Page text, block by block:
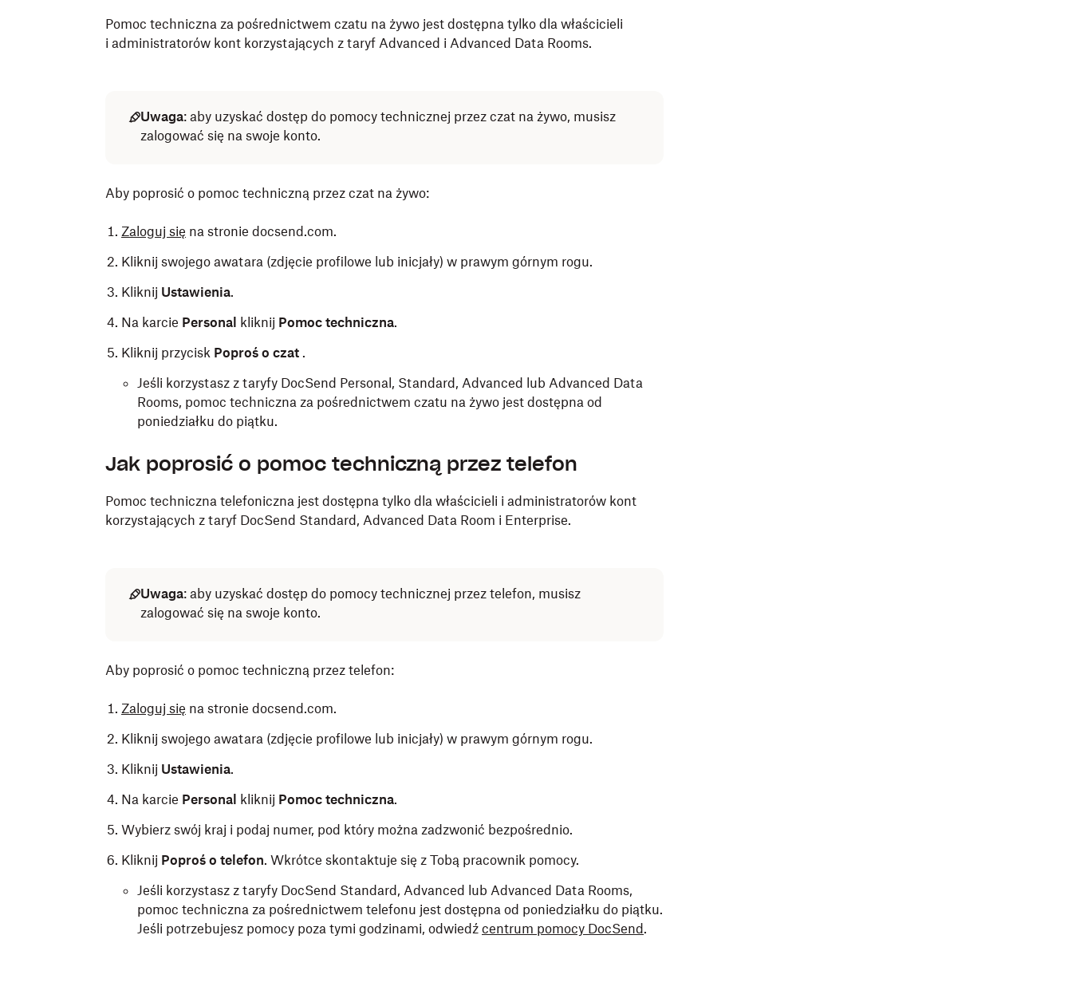
Pomoc techniczna za pośrednictwem czatu na żywo jest dostępna tylko dla właścicieli
i administratorów kont korzystających z taryf Advanced i Advanced Data Rooms.
Uwaga: aby uzyskać dostęp do pomocy technicznej przez czat na żywo, musisz
zalogować się na swoje konto.
Aby poprosić o pomoc techniczną przez czat na żywo:
Zaloguj się na stronie docsend.com.
Kliknij swojego awatara (zdjęcie profilowe lub inicjały) w prawym górnym rogu.
Kliknij Ustawienia.
Na karcie Personal kliknij Pomoc techniczna.
Kliknij przycisk Poproś o czat .
Jeśli korzystasz z taryfy DocSend Personal, Standard, Advanced lub Advanced Data
Rooms, pomoc techniczna za pośrednictwem czatu na żywo jest dostępna od
poniedziałku do piątku.
Jak poprosić o pomoc techniczną przez telefon
Pomoc techniczna telefoniczna jest dostępna tylko dla właścicieli i administratorów kont
korzystających z taryf DocSend Standard, Advanced Data Room i Enterprise.
Uwaga: aby uzyskać dostęp do pomocy technicznej przez telefon, musisz
zalogować się na swoje konto.
Aby poprosić o pomoc techniczną przez telefon:
Zaloguj się na stronie docsend.com.
Kliknij swojego awatara (zdjęcie profilowe lub inicjały) w prawym górnym rogu.
Kliknij Ustawienia.
Na karcie Personal kliknij Pomoc techniczna.
Wybierz swój kraj i podaj numer, pod który można zadzwonić bezpośrednio.
Kliknij Poproś o telefon. Wkrótce skontaktuje się z Tobą pracownik pomocy.
Jeśli korzystasz z taryfy DocSend Standard, Advanced lub Advanced Data Rooms,
pomoc techniczna za pośrednictwem telefonu jest dostępna od poniedziałku do piątku.
Jeśli potrzebujesz pomocy poza tymi godzinami, odwiedź centrum pomocy DocSend .